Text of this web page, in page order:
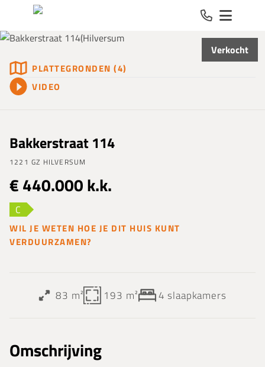
Spring naar inhoud
Verkocht
PLATTEGRONDEN (4)
VIDEO
Bakkerstraat 114
1221 GZ HILVERSUM
€ 440.000 k.k.
C
WIL JE WETEN HOE JE DIT HUIS KUNT
VERDUURZAMEN?
83 m² 193 m² 4slaapkamers
Omschrijving